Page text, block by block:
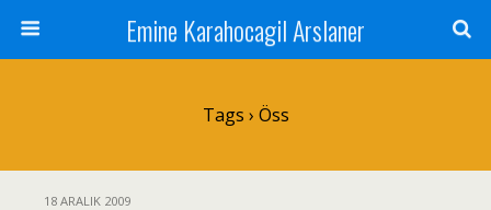
Emine Karahocagil Arslaner
Tags › Öss
18 ARALIK 2009